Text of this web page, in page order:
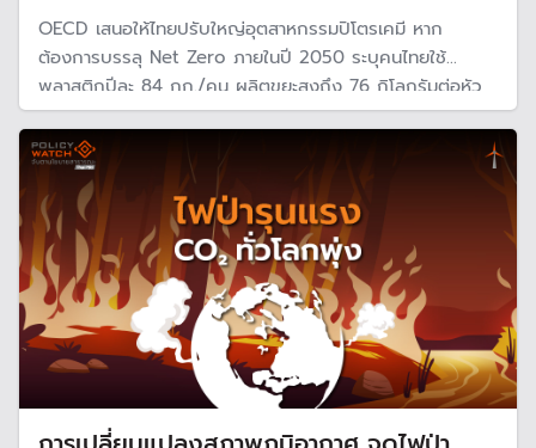
OECD เสนอให้ไทยปรับใหญ่อุตสาหกรรมปิโตรเคมี หาก
ต้องการบรรลุ Net Zero ภายในปี 2050 ระบุคนไทยใช้
พลาสติกปีละ 84 กก./คน ผลิตขยะสูงถึง 76 กิโลกรัมต่อหัว
ซึ่งสูงกว่าค่าเฉลี่ยของโลก อุตสาหกรรมพลาสติกของไทยมี
ขนาดใหญ่เป็นอันดับ 16 ปล่อยคาร์บอนปริมาณที่สูงมาก ขณะที่
มีความพร้อมผลิตไบโอพลาสติก แต่ยังน้อยมาก